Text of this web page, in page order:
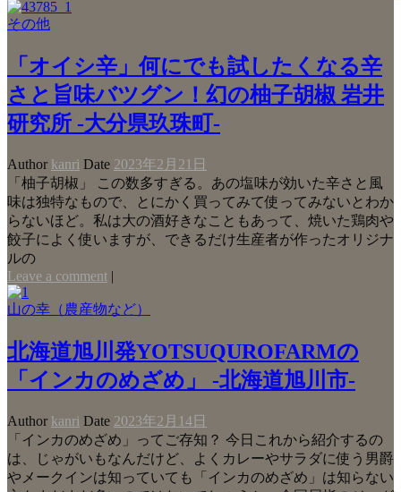
その他
「オイシ辛」何にでも試したくなる辛
さと旨味バツグン！幻の柚子胡椒 岩井
研究所 -大分県玖珠町-
Author kanri Date 2023年2月21日
「柚子胡椒」 この数多すぎる。あの塩味が効いた辛さと風
味は独特なもので、とにかく買ってみて使ってみないとわか
らないほど。私は大の酒好きなこともあって、焼いた鶏肉や
餃子によく使いますが、できるだけ生産者が作ったオリジナ
ルの
Leave a comment |
山の幸（農産物など）
北海道旭川発YOTSUQUROFARMの
「インカのめざめ」 -北海道旭川市-
Author kanri Date 2023年2月14日
「インカのめざめ」ってご存知？ 今日これから紹介するの
は、じゃがいもなんだけど、よくカレーやサラダに使う男爵
やメークインは知っていても「インカのめざめ」は知らない